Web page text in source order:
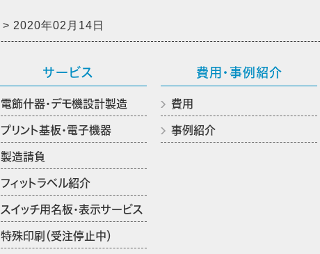
2020年02月14日
サービス
電飾什器・デモ機設計製造
プリント基板・電子機器
製造請負
フィットラベル紹介
スイッチ用名板・表示サービス
特殊印刷（受注停止中）
費用・事例紹介
費用
事例紹介